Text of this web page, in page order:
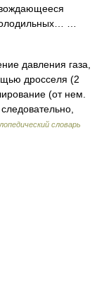
…
давления газа,
дросселя (2
(от нем.
словарь